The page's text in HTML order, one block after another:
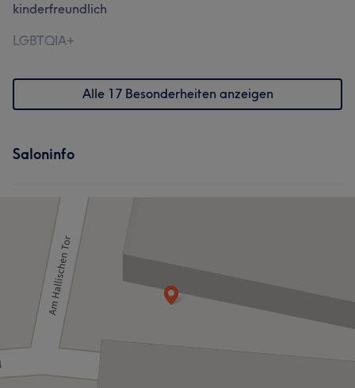
kinderfreundlich
LGBTQIA+
Alle 17 Besonderheiten anzeigen
Saloninfo